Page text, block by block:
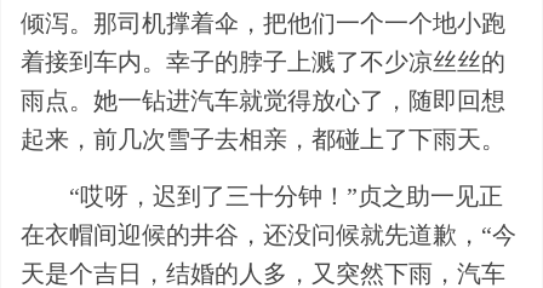
倾泻。那司机撑着伞，把他们一个一个地小跑
着接到车内。幸子的脖子上溅了不少凉丝丝的
雨点。她一钻进汽车就觉得放心了，随即回想
起来，前几次雪子去相亲，都碰上了下雨天。
“哎呀，迟到了三十分钟！”贞之助一见正
在衣帽间迎候的井谷，还没问候就先道歉，“今
天是个吉日，结婚的人多，又突然下雨，汽车